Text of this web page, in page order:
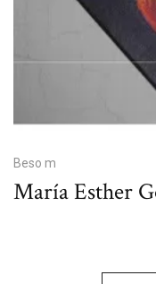
Beso m
María Esther